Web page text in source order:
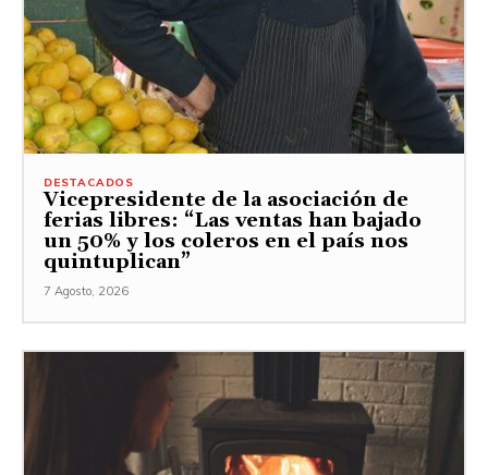
DESTACADOS
Vicepresidente de la asociación de
ferias libres: “Las ventas han bajado
un 50% y los coleros en el país nos
quintuplican”
7 Agosto, 2026